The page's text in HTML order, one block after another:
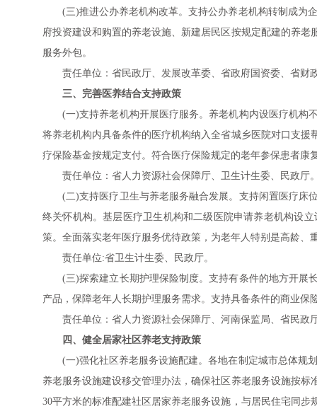
(三)推进公办养老机构改革。支持公办养老机构转制成为
府投资建设和购置的养老设施、新建居民区按规定配建的养
服务外包。
责任单位：省民政厅、发展改革委、省政府国资委、省财
三、完善医养结合支持政策
(一)支持养老机构开展医疗服务。养老机构内设医疗机构
将养老机构内具备条件的医疗机构纳入全省城乡医院对口支
疗保险基金按规定支付。符合医疗保险规定的老年参保患者康
责任单位：省人力资源社会保障厅、卫生计生委、民政厅
(二)支持医疗卫生与养老服务融合发展。支持闲置医疗床
终关怀机构。基层医疗卫生机构和二级医院申请养老机构设
策。全面落实老年医疗服务优待政策，为老年人特别是高龄、
责任单位:省卫生计生委、民政厅。
(三)探索建立长期护理保险制度。支持有条件的地方开展
产品，保障老年人长期护理服务需求。支持具备条件的商业保
责任单位：省人力资源社会保障厅、河南保监局、省民政
四、健全居家社区养老支持政策
(一)强化社区养老服务设施配建。各地在制定城市总体规
养老服务设施建设移交管理办法，确保社区养老服务设施按
30平方米的标准配建社区居家养老服务设施，与居民住宅同